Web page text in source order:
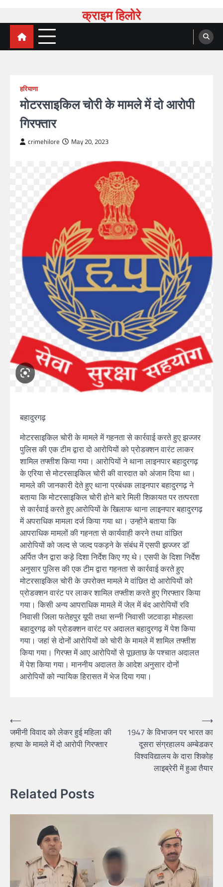
क्राइम हिलोरे
हरियाणा
मोटरसाइकिल चोरी के मामले में दो आरोपी
गिरफ्तार
crimehilore May 20, 2023
बहादुरगढ़
मोटरसाइकिल चोरी के मामले में गहनता से कार्रवाई करते हुए झज्जर
पुलिस की एक टीम द्वारा दो आरोपियों को प्रोडक्शन वारंट लाकर
शामिल तफ्तीश किया गया। आरोपियों ने थाना लाइनपार बहादुरगढ़
के एरिया से मोटरसाइकिल चोरी की वारदात को अंजाम दिया था।
मामले की जानकारी देते हुए थाना प्रबंधक लाइनपार बहादुरगढ़ ने
बताया कि मोटरसाइकिल चोरी होने बारे मिली शिकायत पर तत्परता
से कार्रवाई करते हुए आरोपियों के खिलाफ थाना लाइनपार बहादुरगढ़
में अपराधिक मामला दर्ज किया गया था। उन्होंने बताया कि
आपराधिक मामलों की गहनता से कार्यवाही करने तथा वांछित
आरोपियों को जल्द से जल्द पकड़ने के संबंध में एसपी झज्जर डॉ
अर्पित जैन द्वारा कड़े दिशा निर्देश किए गए थे। एसपी के दिशा निर्देश
अनुसार पुलिस की एक टीम द्वारा गहनता से कार्रवाई करते हुए
मोटरसाइकिल चोरी के उपरोक्त मामले मे वांछित दो आरोपियों को
प्रोडक्शन वारंट पर लाकर शामिल तफ्तीश करते हुए गिरफ्तार किया
गया। किसी अन्य आपराधिक मामले में जेल में बंद आरोपियों रवि
निवासी जिला फतेहपुर यूपी तथा सन्नी निवासी जटवाड़ा मोहल्ला
बहादुरगढ़ को प्रोडक्शन वारंट पर अदालत बहादुरगढ़ में पेश किया
गया। जहां से दोनों आरोपियों को चोरी के मामले में शामिल तफ्तीश
किया गया। गिरफ्त में आए आरोपियों से पूछताछ के पश्चात अदालत
में पेश किया गया। माननीय अदालत के आदेश अनुसार दोनों
आरोपियों को न्यायिक हिरासत में भेज दिया गया।
Post
navigation
⟵
जमीनी विवाद को लेकर हुई महिला की
हत्या के मामले में दो आरोपी गिरफ्तार
1947 के विभाजन पर भारत का
दूसरा संग्रहालय अम्बेडकर
विश्वविद्यालय के दारा शिकोह
लाइब्रेरी में हुआ तैयार
⟶
Related Posts